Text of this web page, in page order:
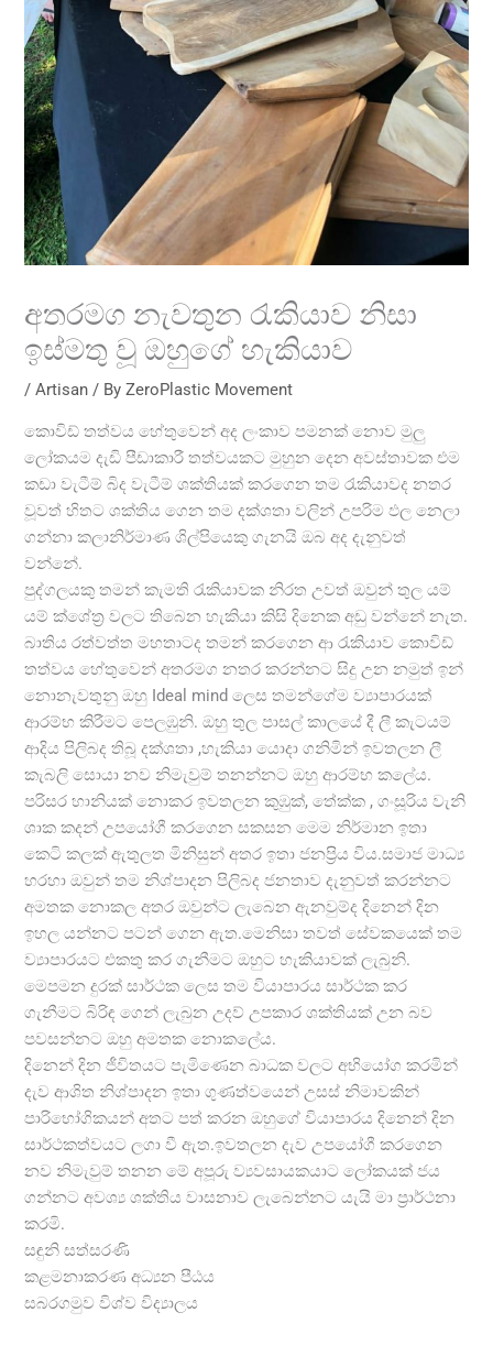
අතරමග නැවතුන රැකියාව නිසා
ඉස්මතු වූ ඔහුගේ හැකියාව
/Artisan / ByZeroPlastic Movement
කොවිඩ් තත්වය හේතුවෙන් අද ලංකාව පමනක් නොව මුලු
ලෝකයම දැඩි පීඩාකාරී තත්වයකට මුහුන දෙන අවස්තාවක එම
කඩා වැටීම් බිද වැටීම් ශක්තියක් කරගෙන තම රැකියාවද නතර
වූවත් හිතට ශක්තිය ගෙන තම දක්ශතා වලින් උපරිම ඵල නෙලා
ගන්නා කලානිර්මාණ ශිල්පියෙකු ගැනයි ඔබ අද දැනුවත්
වන්නේ.
පුද්ගලයකු තමන් කැමති රැකියාවක නිරත උවත් ඔවුන් තුල යම්
යම් ක්ශේත්‍ර වලට තිබෙන හැකියා කිසි දිනෙක අඩු වන්නේ නැත.
බාතිය රත්වත්ත මහතාටද තමන් කරගෙන ආ රැකියාව කොවිඩ්
තත්වය හේතුවෙන් අතරමග නතර කරන්නට සිදු උන නමුත් ඉන්
නොනැවතුනු ඔහු Ideal mind ලෙස තමන්ගේම ව්‍යාපාරයක්
ආරම්භ කිරීමට පෙලඹුනි. ඔහු තුල පාසල් කාලයේ දී ලී කැටයම්
ආදිය පිලිබද තිබූ දක්ශතා ,හැකියා යොදා ගනිමින් ඉවතලන ලී
කැබලි සොයා නව නිමැවුම් තනන්නට ඔහු ආරම්භ කලේය.
පරිසර හානියක් නොකර ඉවතලන කුඹුක්, තේක්ක , ගංසූරිය වැනි
ශාක කදන් උපයෝගී කරගෙන සකසන මෙම නිර්මාන ඉතා
කෙටි කලක් ඇතුලත මිනිසුන් අතර ඉතා ජනප්‍රිය විය.සමාජ මාධ්‍ය
හරහා ඔවුන් තම නිශ්පාදන පිලිබද ජනතාව දැනුවත් කරන්නට
අමතක නොකල අතර ඔවුන්ට ලැබෙන ඇනවුම්ද දිනෙන් දින
ඉහල යන්නට පටන් ගෙන ඇත.මෙනිසා තවත් සේවකයෙක් තම
ව්‍යාපාරයට එකතු කර ගැනීමට ඔහුට හැකියාවක් ලැබුනි.
මෙපමන දුරක් සාර්ථක ලෙස තම වියාපාරය සාර්ථක කර
ගැනීමට බිරිඳ ගෙන් ලැබුන උදව් උපකාර ශක්තියක් උන බව
පවසන්නට ඔහු අමතක නොකලේය.
දිනෙන් දින ජීවිතයට පැමිණෙන බාධක වලට අභියෝග කරමින්
දැව ආශිත නිශ්පාදන ඉතා ගුණත්වයෙන් උසස් නිමාවකින්
පාරිභෝගිකයන් අතට පත් කරන ඔහුගේ වියාපාරය දිනෙන් දින
සාර්ථකත්වයට ලගා වී ඇත.ඉවතලන දැව උපයෝගී කරගෙන
නව නිමැවුම් තනන මේ අපූරු ව්‍යවසායකයාට ලෝකයක් ජය
ගන්නට අවශ්‍ය ශක්තිය වාසනාව ලැබෙන්නට යැයි මා ප්‍රාර්ථනා
කරමි.
සඳුනි සත්සරණි
කළමනාකරණ අධ්‍යන පීඨය
සබරගමුව විශ්ව විද්‍යාලය